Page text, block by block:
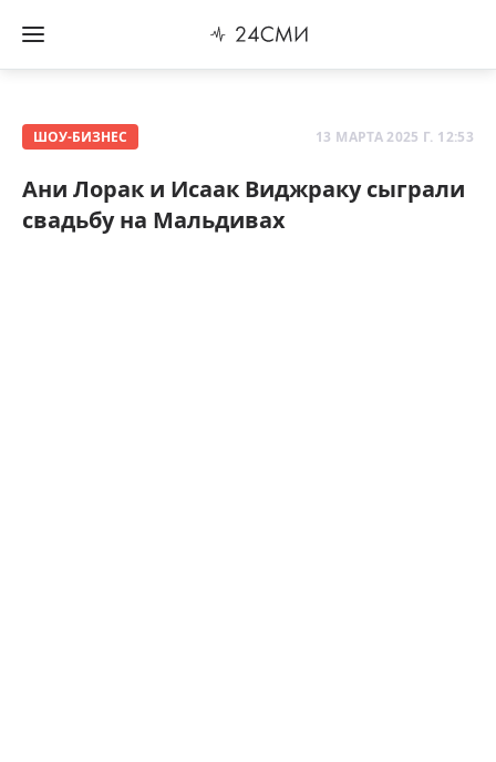
ШОУ-БИЗНЕС 13 МАРТА 2025 Г. 12:53
Ани Лорак и Исаак Виджраку сыграли
свадьбу на Мальдивах